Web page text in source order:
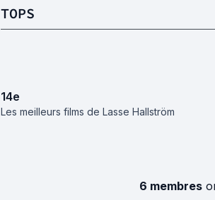
TOPS
14e
Les meilleurs films de Lasse Hallström
6 membres